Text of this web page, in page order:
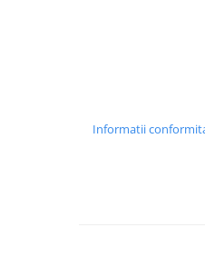
Accesorii laptopInformatii